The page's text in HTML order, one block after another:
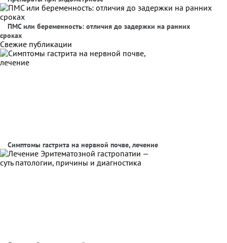
ПМС или беременность: отличия до задержки на ранних
сроках
Свежие публикации
Симптомы гастрита на нервной почве, лечение